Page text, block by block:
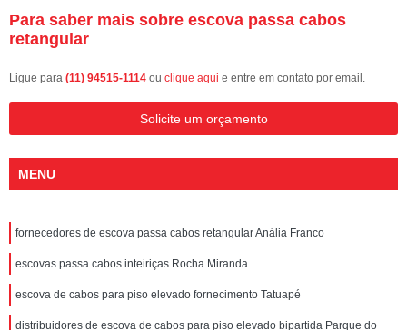
Para saber mais sobre escova passa cabos
retangular
Ligue para (11) 94515-1114 ou clique aqui e entre em contato por email.
Solicite um orçamento
MENU
fornecedores de escova passa cabos retangular Anália Franco
escovas passa cabos inteiriças Rocha Miranda
escova de cabos para piso elevado fornecimento Tatuapé
distribuidores de escova de cabos para piso elevado bipartida Parque do